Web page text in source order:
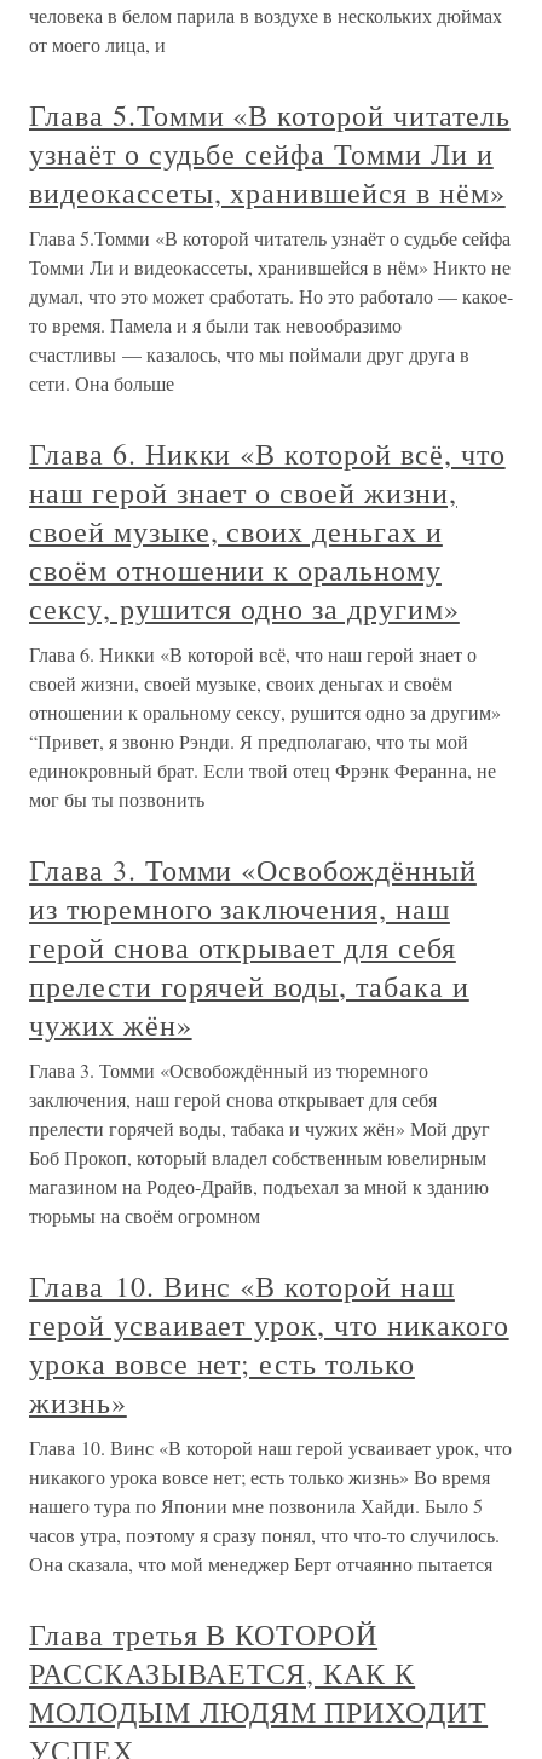
человека в белом парила в воздухе в нескольких дюймах
от моего лица, и
Глава 5.Томми «В которой читатель
узнаёт о судьбе сейфа Томми Ли и
видеокассеты, хранившейся в нём»
Глава 5.Томми «В которой читатель узнаёт о судьбе сейфа
Томми Ли и видеокассеты, хранившейся в нём» Никто не
думал, что это может сработать. Но это работало — какое-
то время. Памела и я были так невообразимо
счастливы — казалось, что мы поймали друг друга в
сети. Она больше
Глава 6. Никки «В которой всё, что
наш герой знает о своей жизни,
своей музыке, своих деньгах и
своём отношении к оральному
сексу, рушится одно за другим»
Глава 6. Никки «В которой всё, что наш герой знает о
своей жизни, своей музыке, своих деньгах и своём
отношении к оральному сексу, рушится одно за другим»
“Привет, я звоню Рэнди. Я предполагаю, что ты мой
единокровный брат. Если твой отец Фрэнк Феранна, не
мог бы ты позвонить
Глава 3. Томми «Освобождённый
из тюремного заключения, наш
герой снова открывает для себя
прелести горячей воды, табака и
чужих жён»
Глава 3. Томми «Освобождённый из тюремного
заключения, наш герой снова открывает для себя
прелести горячей воды, табака и чужих жён» Мой друг
Боб Прокоп, который владел собственным ювелирным
магазином на Родео-Драйв, подъехал за мной к зданию
тюрьмы на своём огромном
Глава 10. Винс «В которой наш
герой усваивает урок, что никакого
урока вовсе нет; есть только
жизнь»
Глава 10. Винс «В которой наш герой усваивает урок, что
никакого урока вовсе нет; есть только жизнь» Во время
нашего тура по Японии мне позвонила Хайди. Было 5
часов утра, поэтому я сразу понял, что что-то случилось.
Она сказала, что мой менеджер Берт отчаянно пытается
Глава третья В КОТОРОЙ
РАССКАЗЫВАЕТСЯ, КАК К
МОЛОДЫМ ЛЮДЯМ ПРИХОДИТ
УСПЕХ